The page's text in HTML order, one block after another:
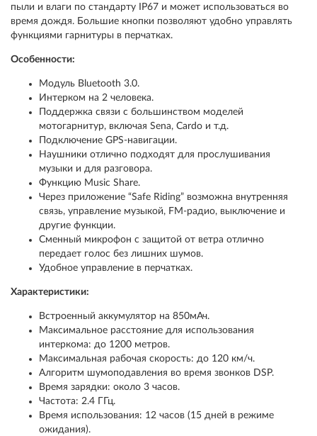
пыли и влаги по стандарту IP67 и может использоваться во
время дождя. Большие кнопки позволяют удобно управлять
функциями гарнитуры в перчатках.
Особенности:
Модуль Bluetooth 3.0.
Интерком на 2 человека.
Поддержка связи с большинством моделей
мотогарнитур, включая Sena, Cardo и т.д.
Подключение GPS-навигации.
Наушники отлично подходят для прослушивания
музыки и для разговора.
Функцию Music Share.
Через приложение “Safe Riding” возможна внутренняя
связь, управление музыкой, FM-радио, выключение и
другие функции.
Сменный микрофон с защитой от ветра отлично
передает голос без лишних шумов.
Удобное управление в перчатках.
Характеристики:
Встроенный аккумулятор на 850мАч.
Максимальное расстояние для использования
интеркома: до 1200 метров.
Максимальная рабочая скорость: до 120 км/ч.
Алгоритм шумоподавления во время звонков DSP.
Время зарядки: около 3 часов.
Частота: 2.4 ГГц.
Время использования: 12 часов (15 дней в режиме
ожидания).